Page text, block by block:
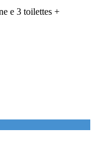
e 3 toilettes +